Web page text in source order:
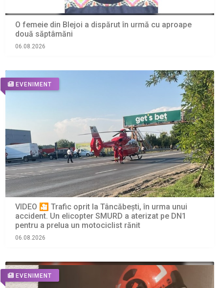
O femeie din Blejoi a dispărut în urmă cu aproape
două săptâmăni
06.08.2026
EVENIMENT
VIDEO 🎦 Trafic oprit la Tâncăbești, în urma unui
accident. Un elicopter SMURD a aterizat pe DN1
pentru a prelua un motociclist rănit
06.08.2026
EVENIMENT